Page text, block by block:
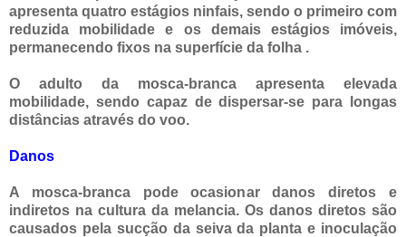
apresenta quatro estágios ninfais, sendo o primeiro com
reduzida mobilidade e os demais estágios imóveis,
permanecendo fixos na superfície da folha .
O adulto da mosca-branca apresenta elevada
mobilidade, sendo capaz de dispersar-se para longas
distâncias através do voo.
Danos
A mosca-branca pode ocasionar danos diretos e
indiretos na cultura da melancia. Os danos diretos são
causados pela sucção da seiva da planta e inoculação